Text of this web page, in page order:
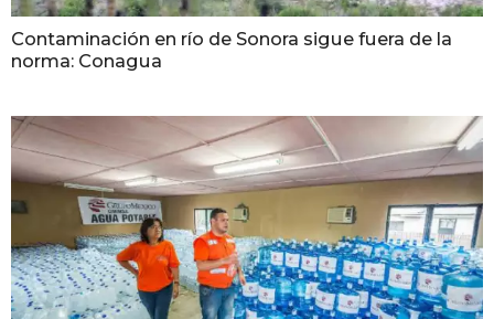
Contaminación en río de Sonora sigue fuera de la
norma: Conagua